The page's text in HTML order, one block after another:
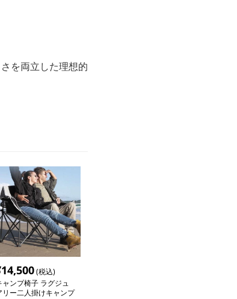
を両立した理想的
14,500(税込)
ャンプ椅子 ラグジュ
リー二人掛けキャンプ